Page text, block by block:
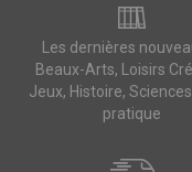
Les dernières
Beaux-Arts, Loisirs
Jeux, Histoire,
pratique